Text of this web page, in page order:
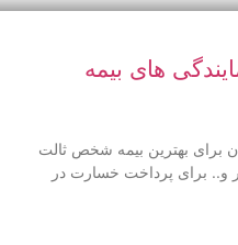
های بیمه
برای بهترین بیمه شخص ثالت
و.. برای پرداخت خسارت در